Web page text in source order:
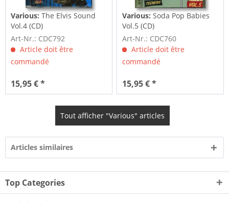
Various: The Elvis Sound
Vol.4 (CD)
Art-Nr.: CDC792
Article doit être
commandé
15,95 € *
Various: Soda Pop Babies
Vol.5 (CD)
Art-Nr.: CDC760
Article doit être
commandé
15,95 € *
Tout afficher "Various" articles
Articles similaires
Top Categories